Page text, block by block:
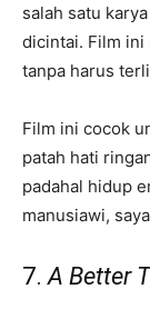
salah satu
dicintai. Film ini
tanpa harus
Film ini cocok
patah hati
padahal hidup
manusiawi,
7.A Better